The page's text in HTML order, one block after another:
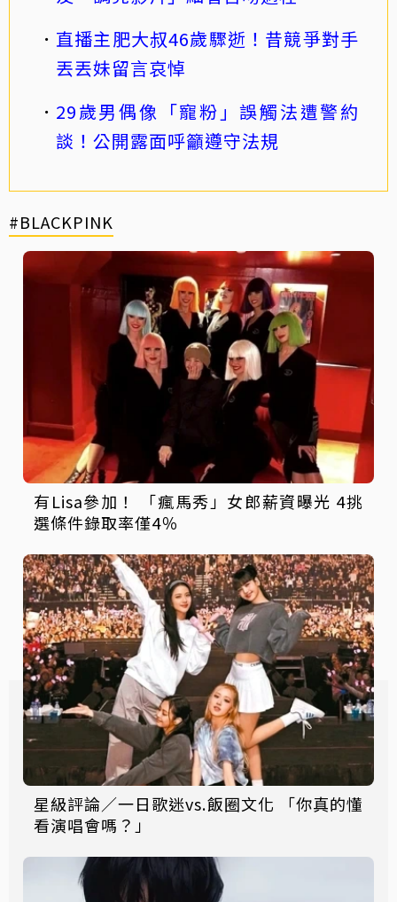
直播主肥大叔46歲驟逝！昔競爭對手
丟丟妹留言哀悼
29歲男偶像「寵粉」誤觸法遭警約
談！公開露面呼籲遵守法規
#BLACKPINK
有Lisa參加！ 「瘋馬秀」女郎薪資曝光 4挑
選條件錄取率僅4％
星級評論／一日歌迷vs.飯圈文化 「你真的懂
看演唱會嗎？」